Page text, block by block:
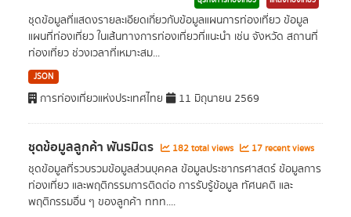
ชุดข้อมูลที่แสดงรายละเอียดเกี่ยวกับข้อมูลแผนการท่องเที่ยว ข้อมูล
แผนที่ท่องเที่ยว ในเส้นทางการท่องเที่ยวที่แนะนำ เช่น จังหวัด สถานที่
ท่องเที่ยว ช่วงเวลาที่เหมาะสม...
JSON
การท่องเที่ยวแห่งประเทศไทย 11 มิถุนายน 2569
ชุดข้อมูลลูกค้า พันธมิตร 182 total views 17 recent views
ชุดข้อมูลที่รวบรวมข้อมูลส่วนบุคคล ข้อมูลประชากรศาสตร์ ข้อมูลการ
ท่องเที่ยว และพฤติกรรมการติดต่อ การรับรู้ข้อมูล ทัศนคติ และ
พฤติกรรมอื่น ๆ ของลูกค้า ททท....